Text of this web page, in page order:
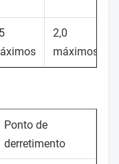
2,0
máximos
Ponto de
derretimento